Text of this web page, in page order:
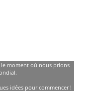
le moment où nous prions
idées pour commencer !